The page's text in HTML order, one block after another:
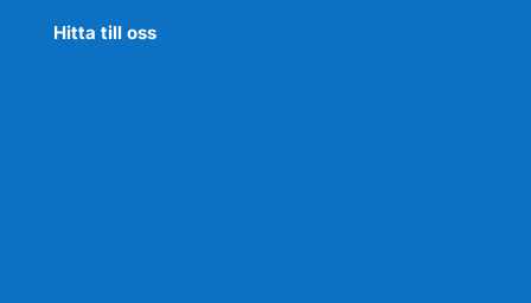
Hitta till oss